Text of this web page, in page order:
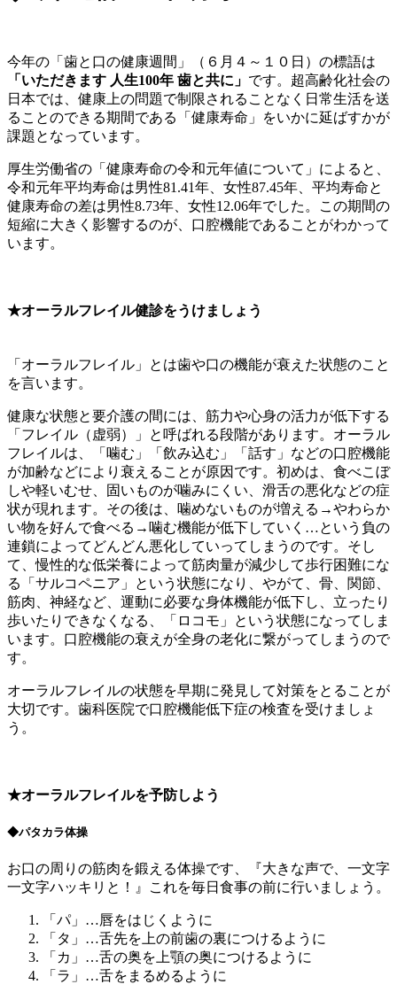
今年の「歯と口の健康週間」（６月４～１０日）の標語は
「いただきます 人生100年 歯と共に」 です。超高齢化社会の
日本では、健康上の問題で制限されることなく日常生活を送
ることのできる期間である「健康寿命」をいかに延ばすかが
課題となっています。
厚生労働省の「健康寿命の令和元年値について」によると、
令和元年平均寿命は男性81.41年、女性87.45年、平均寿命と
健康寿命の差は男性8.73年、女性12.06年でした。この期間の
短縮に大きく影響するのが、口腔機能であることがわかって
います。
★オーラルフレイル健診をうけましょう
「オーラルフレイル」とは歯や口の機能が衰えた状態のこと
を言います。
健康な状態と要介護の間には、筋力や心身の活力が低下する
「フレイル（虚弱）」と呼ばれる段階があります。オーラル
フレイルは、「噛む」「飲み込む」「話す」などの口腔機能
が加齢などにより衰えることが原因です。初めは、食べこぼ
しや軽いむせ、固いものが噛みにくい、滑舌の悪化などの症
状が現れます。その後は、噛めないものが増える→やわらか
い物を好んで食べる→噛む機能が低下していく…という負の
連鎖によってどんどん悪化していってしまうのです。そし
て、慢性的な低栄養によって筋肉量が減少して歩行困難にな
る「サルコペニア」という状態になり、やがて、骨、関節、
筋肉、神経など、運動に必要な身体機能が低下し、立ったり
歩いたりできなくなる、「ロコモ」という状態になってしま
います。口腔機能の衰えが全身の老化に繋がってしまうので
す。
オーラルフレイルの状態を早期に発見して対策をとることが
大切です。歯科医院で口腔機能低下症の検査を受けましょ
う。
★オーラルフレイルを予防しよう
◆パタカラ体操
お口の周りの筋肉を鍛える体操です、『大きな声で、一文字
一文字ハッキリと！』これを毎日食事の前に行いましょう。
「パ」…唇をはじくように
「タ」…舌先を上の前歯の裏につけるように
「カ」…舌の奥を上顎の奥につけるように
「ラ」…舌をまるめるように